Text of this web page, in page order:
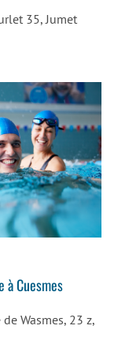
35, Jumet
à Cuesmes
de Wasmes, 23 z,